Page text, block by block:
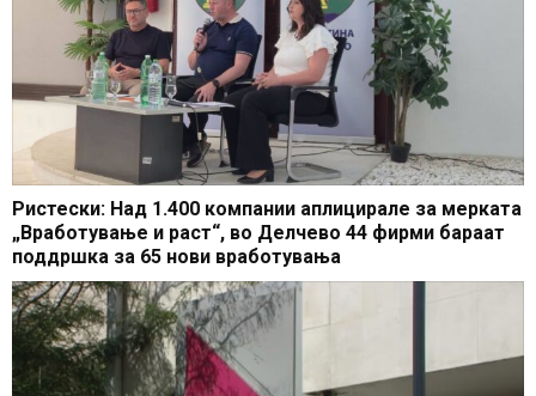
Ристески: Над 1.400 компании аплицирале за мерката
„Вработување и раст“, во Делчево 44 фирми бараат
поддршка за 65 нови вработувања